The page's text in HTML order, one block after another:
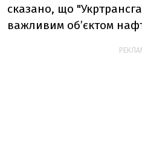
сказано, що
важливим об’єктом